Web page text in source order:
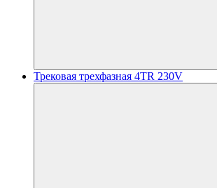
Трековая трехфазная 4TR 230V